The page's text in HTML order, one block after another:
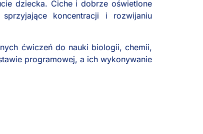
dziecka. Ciche i dobrze oświetlone
koncentracji i rozwijaniu
ćwiczeń do nauki biologii, chemii,
programowej, a ich wykonywanie